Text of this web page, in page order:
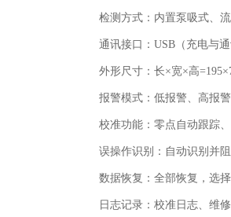
检测方式：内置泵吸式、
通讯接口： USB （充电与
外形尺寸：长×宽×高=195×
报警模式：低报警、高报
校准功能：零点自动跟踪
误操作识别：自动识别并
数据恢复：全部恢复，选
日志记录：校准日志、维